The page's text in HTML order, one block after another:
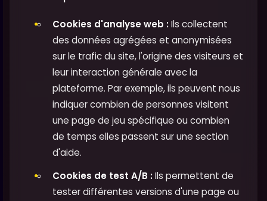
Cookies d'analyse web :Ils collectent
des données agrégées et anonymisées
sur le trafic du site, l'origine des visiteurs et
leur interaction générale avec la
plateforme. Par exemple, ils peuvent nous
indiquer combien de personnes visitent
une page de jeu spécifique ou combien
de temps elles passent sur une section
d'aide.
Cookies de test A/B :Ils permettent de
tester différentes versions d'une page ou